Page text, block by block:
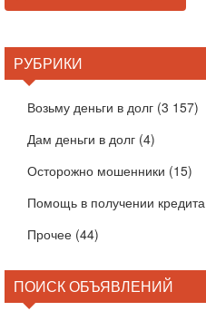
РУБРИКИ
Возьму деньги в долг (3 157)
Дам деньги в долг (4)
Осторожно мошенники (15)
Помощь в получении кредита
Прочее (44)
ПОИСК ОБЪЯВЛЕНИЙ